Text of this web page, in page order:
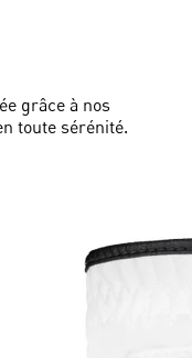
grâce à nos
toute sérénité.